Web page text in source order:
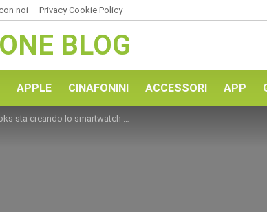
noi Privacy Cookie Policy
BLOG
APPLE CINAFONINI ACCESSORI APP
sta creando lo smartwatch modulare